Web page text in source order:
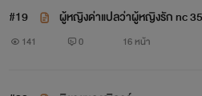
ปุณณ์ถุยน้ำลายใส่หน้าของคนเลว
#19 ผู้หญิงด่าแปลว่าผู้ห
141 0 16 หน้า